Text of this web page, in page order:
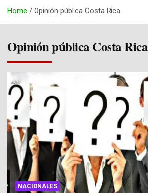
Home Opinión pública Costa Rica
Opinión pública Costa Rica
NACIONALES